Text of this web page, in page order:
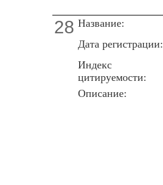
28 Название:
Дата регистрации:
Индекс
цитируемости:
Описание: